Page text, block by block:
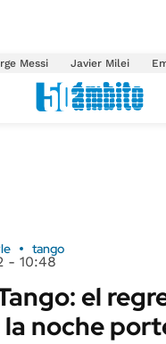
Messi Javier Milei
tango
- 10:48
el
noche